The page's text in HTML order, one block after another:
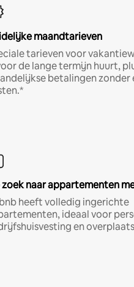
maandtarieven
tarieven voor
de lange termijn huurt,
betalingen zonder
zoek naar appartementen
heeft volledig ingerichte
ideaal voor
en